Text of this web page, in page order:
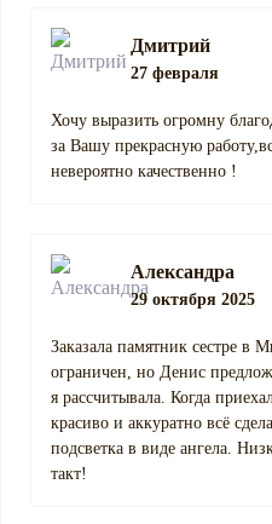
Дмитрий
27 февраля
Хочу выразить огромну
за Вашу прекрасную
невероятно качественно !
Александра
29 октября 2025
Заказала памятник сестре в
ограничен, но Денис
я рассчитывала. Когда
красиво и аккуратно всё
подсветка в виде ангела.
такт!